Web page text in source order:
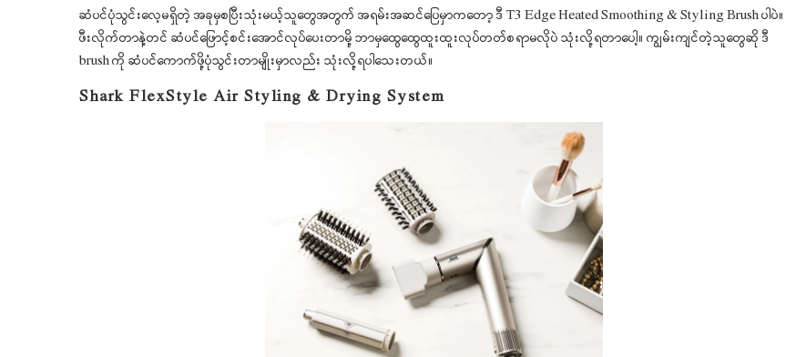
ဆံပင်ပုံသွင်းလေ့မရှိတဲ့ အခုမှစပြီးသုံးမယ့်သူတွေအတွက် အရမ်းအဆင်ပြေမှာကတော့ ဒီ T3 Edge Heated Smoothing & Styling Brush ပါပဲ။
ဖီးလိုက်တာနဲ့တင် ဆံပင်ဖြောင့်စင်းအောင်လုပ်ပေးတာမို့ ဘာမှထွေထွေထူးထူးလုပ်တတ်စရာမလိုပဲ သုံးလို့ရတာပေါ့။ ကျွမ်းကျင်တဲ့သူတွေဆို ဒီ
brush ကို ဆံပင်ကောက်ဖို့ပုံသွင်းတာမျိုးမှာလည်း သုံးလို့ရပါသေးတယ်။
Shark FlexStyle Air Styling & Drying System